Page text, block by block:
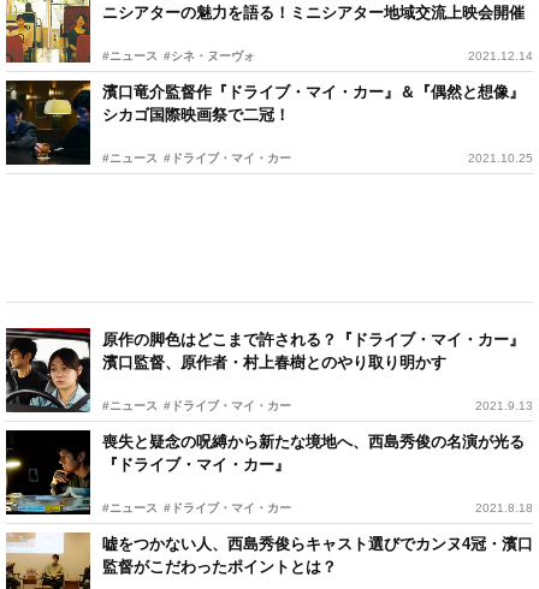
ニシアターの魅力を語る！ミニシアター地域交流上映会開催
#ニュース #シネ・ヌーヴォ 2021.12.14
濱口竜介監督作『ドライブ・マイ・カー』＆『偶然と想像』
シカゴ国際映画祭で二冠！
#ニュース #ドライブ・マイ・カー 2021.10.25
原作の脚色はどこまで許される？『ドライブ・マイ・カー』
濱口監督、原作者・村上春樹とのやり取り明かす
#ニュース #ドライブ・マイ・カー 2021.9.13
喪失と疑念の呪縛から新たな境地へ、西島秀俊の名演が光る
『ドライブ・マイ・カー』
#ニュース #ドライブ・マイ・カー 2021.8.18
嘘をつかない人、西島秀俊らキャスト選びでカンヌ4冠・濱口
監督がこだわったポイントとは？